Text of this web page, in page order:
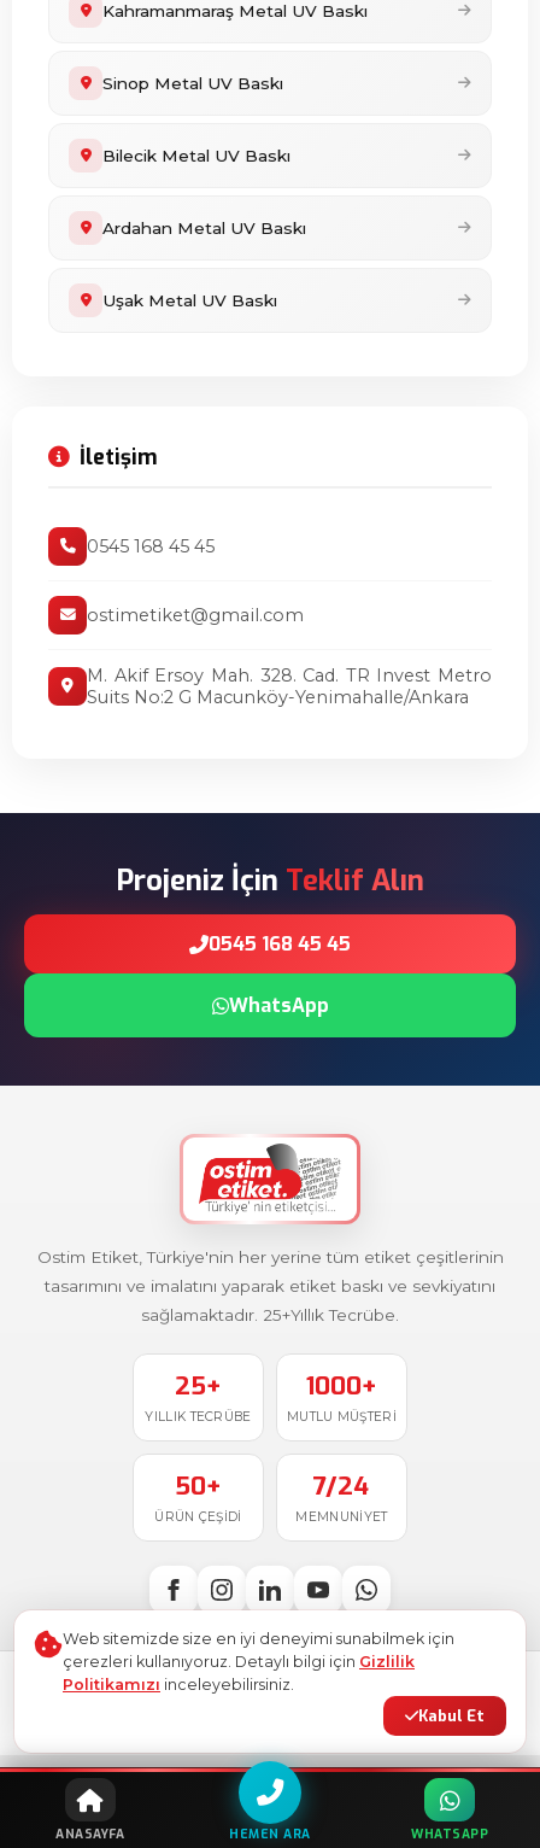
Kahramanmaraş Metal UV Baskı
Sinop Metal UV Baskı
Bilecik Metal UV Baskı
Ardahan Metal UV Baskı
Uşak Metal UV Baskı
İletişim
0545 168 45 45
ostimetiket@gmail.com
M. Akif Ersoy Mah. 328. Cad. TR Invest Metro
Suits No:2 G Macunköy-Yenimahalle/Ankara
Projeniz İçin Teklif Alın
0545 168 45 45
WhatsApp
Ostim Etiket, Türkiye'nin her yerine tüm etiket çeşitlerinin
tasarımını ve imalatını yaparak etiket baskı ve sevkiyatını
sağlamaktadır. 25+Yıllık Tecrübe.
25+
YILLIK TECRÜBE
1000+
MUTLU MÜŞTERI
50+
ÜRÜN ÇEŞIDI
7/24
MEMNUNIYET
. Tüm hakları saklıdır.
Türkiye'de ile üretildi
Site Haritası
ANASAYFA HEMEN ARA WHATSAPP
Web sitemizde size en iyi deneyimi sunabilmek için
çerezleri kullanıyoruz. Detaylı bilgi için Gizlilik
Politikamızı inceleyebilirsiniz.
Kabul Et